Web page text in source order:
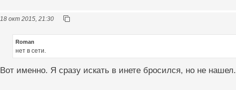
18 окт 2015, 21:30
Roman
нет в сети.
Вот именно. Я сразу искать в инете бросился, но не нашел.